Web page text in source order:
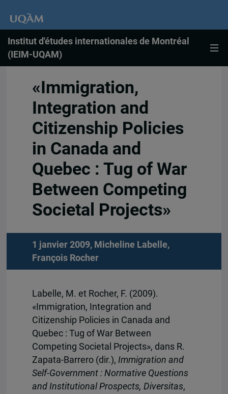
Institut d'études internationales de Montréal
(IEIM-UQAM)
«Immigration,
Integration and
Citizenship Policies
in Canada and
Quebec : Tug of War
Between Competing
Societal Projects»
1 janvier 2009, Micheline Labelle,
François Rocher
Labelle, M. et Rocher, F. (2009).
«Immigration, Integration and
Citizenship Policies in Canada and
Quebec : Tug of War Between
Competing Societal Projects», dans R.
Zapata-Barrero (dir.), Immigration and
Self-Government : Normative Questions
and Institutional Prospects, Diversitas,